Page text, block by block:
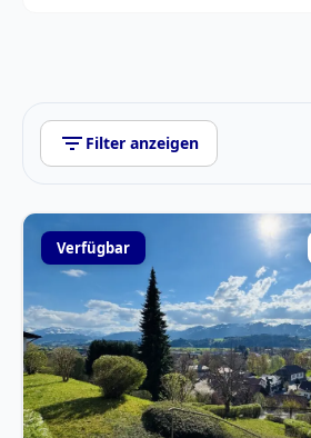
filter_list Filter anzeigen
Verfügbar